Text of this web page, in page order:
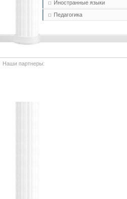
Иностранные языки
Педагогика
Наши партнеры: